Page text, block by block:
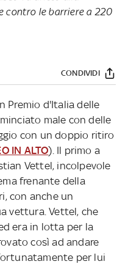
contro le barriere a 220
CONDIVIDI
Premio d'Italia delle
male con delle
con un doppio ritiro
IN ALTO). Il primo a
Vettel, incolpevole
frenante della
con anche un
vettura. Vettel, che
era in lotta per la
così ad andare
per lui